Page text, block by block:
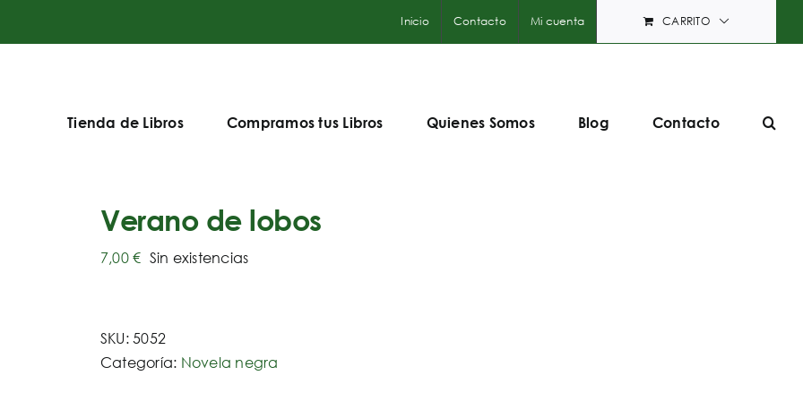
Inicio Contacto Mi cuenta CARRITO
Tienda de Libros Compramos tus Libros Quienes Somos Blog Contacto
Verano de lobos
7,00€ Sin existencias
SKU:5052
Categoría: Novela negra